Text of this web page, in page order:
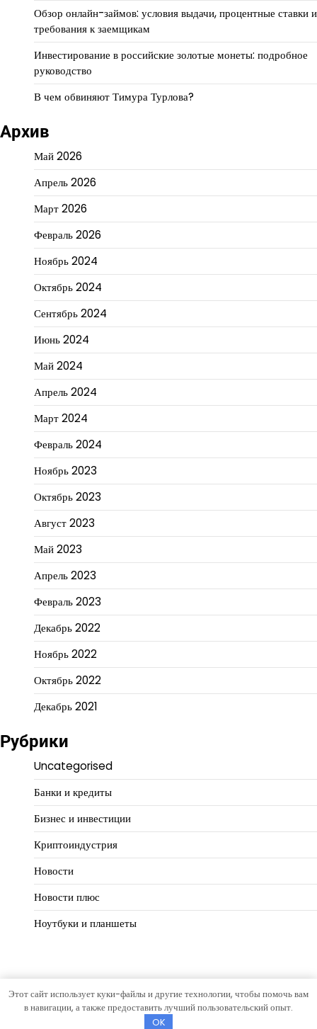
Обзор онлайн-займов: условия выдачи, процентные ставки и
требования к заемщикам
Инвестирование в российские золотые монеты: подробное
руководство
В чем обвиняют Тимура Турлова?
Архив
Май 2026
Апрель 2026
Март 2026
Февраль 2026
Ноябрь 2024
Октябрь 2024
Сентябрь 2024
Июнь 2024
Май 2024
Апрель 2024
Март 2024
Февраль 2024
Ноябрь 2023
Октябрь 2023
Август 2023
Май 2023
Апрель 2023
Февраль 2023
Декабрь 2022
Ноябрь 2022
Октябрь 2022
Декабрь 2021
Рубрики
Uncategorised
Банки и кредиты
Бизнес и инвестиции
Криптоиндустрия
Новости
Новости плюс
Ноутбуки и планшеты
Copyright © 2026Путь предпринимателяТема Hourly News
Этот сайт использует куки-файлы и другие технологии, чтобы помочь вам
в навигации, а также предоставить лучший пользовательский опыт.
OK